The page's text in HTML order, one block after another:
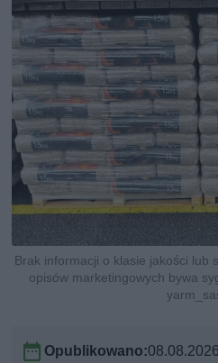
Brak informacji o klasie jakości lub
opisów marketingowych bywa
Opublikowano:08.08.2026